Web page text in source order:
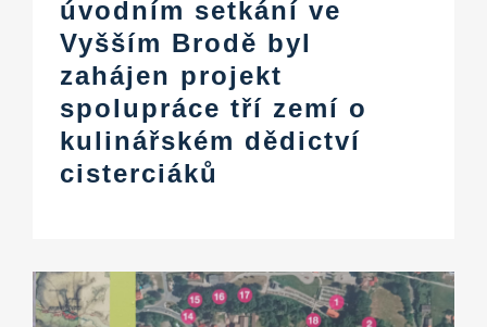
úvodním setkání ve
Vyšším Brodě byl
zahájen projekt
spolupráce tří zemí o
kulinářském dědictví
cisterciáků